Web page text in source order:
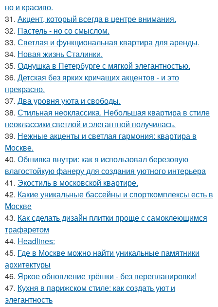
но и красиво.
31. Акцент, который всегда в центре внимания.
32. Пастель - но со смыслом.
33. Светлая и функциональная квартира для аренды.
34. Новая жизнь Сталинки.
35. Однушка в Петербурге с мягкой элегантностью.
36. Детская без ярких кричащих акцентов - и это
прекрасно.
37. Два уровня уюта и свободы.
38. Стильная неоклассика. Небольшая квартира в стиле
неоклассики светлой и элегантной получилась.
39. Нежные акценты и светлая гармония: квартира в
Москве.
40. Обшивка внутри: как я использовал березовую
влагостойкую фанеру для создания уютного интерьера
41. Экостиль в московской квартире.
42. Какие уникальные бассейны и спорткомплексы есть в
Москве
43. Как сделать дизайн плитки проще с самоклеющимся
трафаретом
44. Headlines:
45. Где в Москве можно найти уникальные памятники
архитектуры
46. Яркое обновление трёшки - без перепланировки!
47. Кухня в парижском стиле: как создать уют и
элегантность